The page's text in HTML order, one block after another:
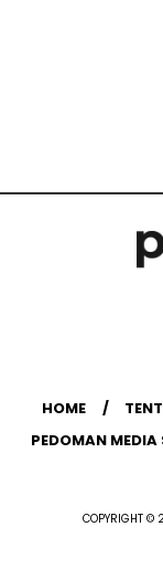
HOME
PEDOMAN MEDIA
COPYRIGHT ©